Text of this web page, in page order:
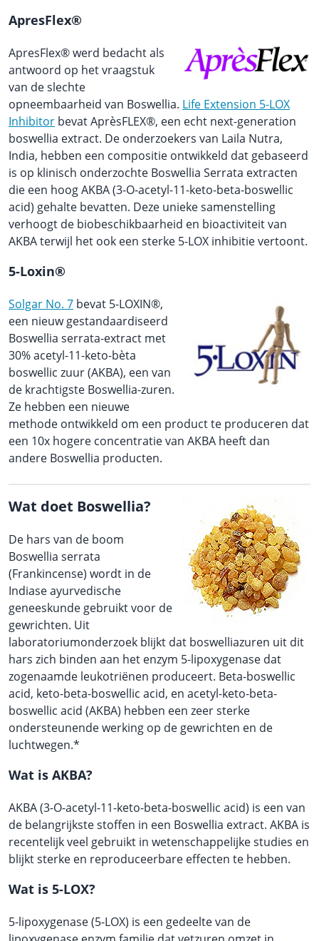
ApresFlex®
ApresFlex® werd bedacht als
antwoord op het vraagstuk
van de slechte
opneembaarheid van Boswellia. Life Extension 5-LOX
Inhibitor bevat AprèsFLEX®, een echt next-generation
boswellia extract. De onderzoekers van Laila Nutra,
India, hebben een compositie ontwikkeld dat gebaseerd
is op klinisch onderzochte Boswellia Serrata extracten
die een hoog AKBA (3-O-acetyl-11-keto-beta-boswellic
acid) gehalte bevatten. Deze unieke samenstelling
verhoogt de biobeschikbaarheid en bioactiviteit van
AKBA terwijl het ook een sterke 5-LOX inhibitie vertoont.
5-Loxin®
Solgar No. 7 bevat 5-LOXIN®,
een nieuw gestandaardiseerd
Boswellia serrata-extract met
30% acetyl-11-keto-bèta
boswellic zuur (AKBA), een van
de krachtigste Boswellia-zuren.
Ze hebben een nieuwe
methode ontwikkeld om een product te produceren dat
een 10x hogere concentratie van AKBA heeft dan
andere Boswellia producten.
Wat doet Boswellia?
De hars van de boom
Boswellia serrata
(Frankincense) wordt in de
Indiase ayurvedische
geneeskunde gebruikt voor de
gewrichten. Uit
laboratoriumonderzoek blijkt dat boswelliazuren uit dit
hars zich binden aan het enzym 5-lipoxygenase dat
zogenaamde leukotriënen produceert. Beta-boswellic
acid, keto-beta-boswellic acid, en acetyl-keto-beta-
boswellic acid (AKBA) hebben een zeer sterke
ondersteunende werking op de gewrichten en de
luchtwegen.*
Wat is AKBA?
AKBA (3-O-acetyl-11-keto-beta-boswellic acid) is een van
de belangrijkste stoffen in een Boswellia extract. AKBA is
recentelijk veel gebruikt in wetenschappelijke studies en
blijkt sterke en reproduceerbare effecten te hebben.
Wat is 5-LOX?
5-lipoxygenase (5-LOX) is een gedeelte van de